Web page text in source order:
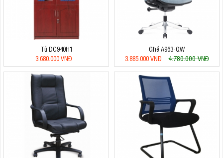
Tủ DC940H1
3.680.000 VNĐ
Ghế A963-QW
3.885.000 VNĐ
4.780.000 VNĐ